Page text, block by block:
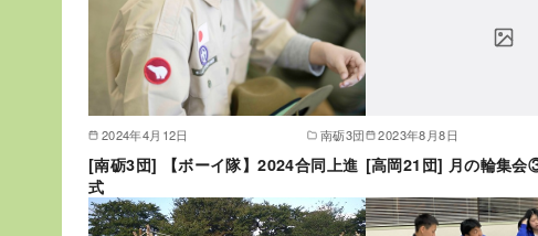
2024年4月12日 南砺3団
[南砺3団] 【ボーイ隊】2024合同上進
式
2023年8月8日
[高岡21団] 月の輪集会